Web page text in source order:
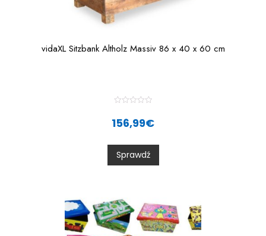
vidaXL Sitzbank Altholz Massiv 86 x 40 x 60 cm
0
o
u
t
156,99€
Sprawdź